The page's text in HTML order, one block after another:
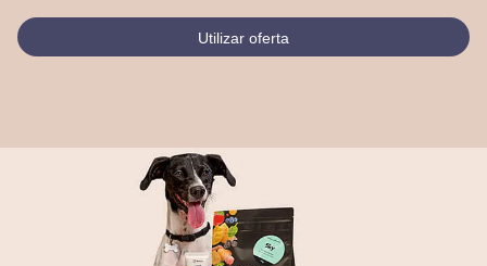
Utilizar oferta